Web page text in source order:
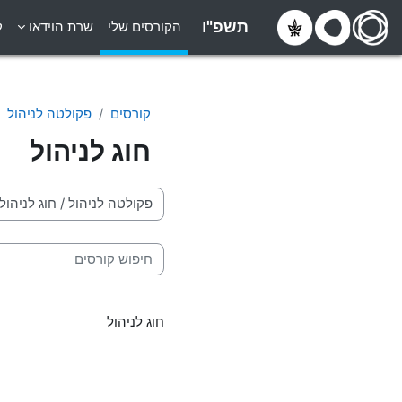
דילוג לתוכן הראשי
תשפ"ו הקורסים שלי שרת הוידאו
קורסים פקולטה לניהול
חוג לניהול
קטגוריות קורסים
חיפוש קורסים
חוג לניהול